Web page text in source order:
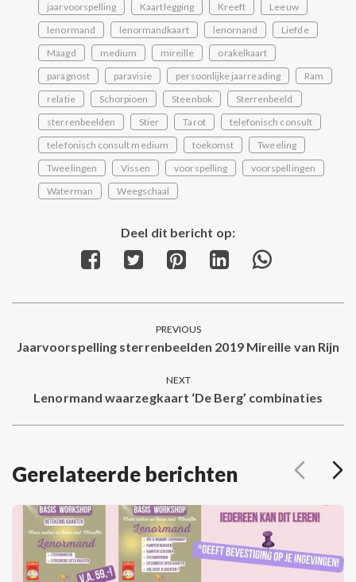
jaarvoorspelling
Kaartlegging Kreeft
Leeuw
lenormand
lenormandkaart lenornand
Liefde
Maagd
medium mireille
orakelkaart
paragnost
paravisie persoonlijke jaarreading
Ram
relatie
Schorpioen Steenbok
Sterrenbeeld
sterrenbeelden
Stier Tarot
telefonisch consult
telefonisch consult medium
toekomst
Tweeling
Tweelingen
Vissen voorspelling
voorspellingen
Waterman
Weegschaal
Deel dit bericht op:
Share
Facebook
Share
Twitter
Share
Pinterest
Share
LinkedInWhatsApp
navigation
PREVIOUS
Previous
Jaarvoorspelling sterrenbeelden 2019 Mireille van Rijn
NEXT
Next
post:
Lenormand waarzegkaart ‘De Berg’ combinaties
Gerelateerde berichten